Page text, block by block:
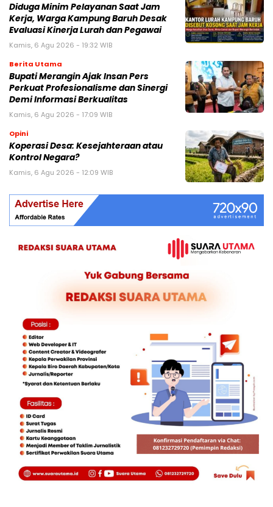
Diduga Minim Pelayanan Saat Jam
Kerja, Warga Kampung Baruh Desak
Evaluasi Kinerja Lurah dan Pegawai
Kamis, 6 Agu 2026 - 19:32 WIB
Berita Utama
Bupati Merangin Ajak Insan Pers
Perkuat Profesionalisme dan Sinergi
Demi Informasi Berkualitas
Kamis, 6 Agu 2026 - 17:09 WIB
Opini
Koperasi Desa: Kesejahteraan atau
Kontrol Negara?
Kamis, 6 Agu 2026 - 12:09 WIB